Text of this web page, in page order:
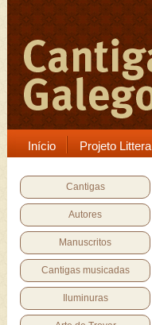
Início Projeto Littera
Cantigas
Autores
Manuscritos
Cantigas musicadas
Iluminuras